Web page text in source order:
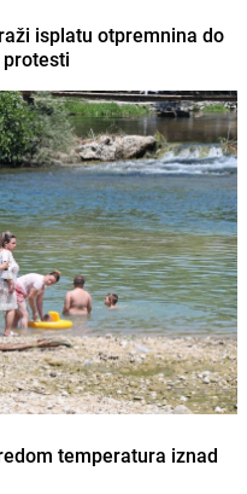
isplatu otpremnina do
temperatura iznad